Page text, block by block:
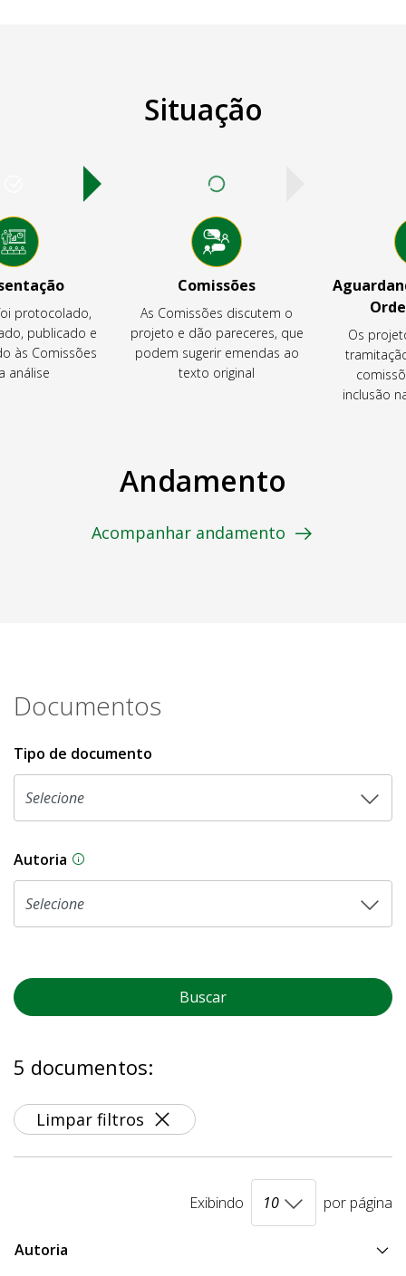
Situação
protocolado,
publicado e
às Comissões
análise
Comissões
As Comissões discutem o
projeto e dão pareceres, que
podem sugerir emendas ao
texto original
Os
inclusão
Andamento
Acompanhar andamento
Documentos
Tipo de documento
Autoria As proposições legislativas na CLDF podem
Buscar
5 documentos:
Limpar filtros
Exibindo por página
Autoria